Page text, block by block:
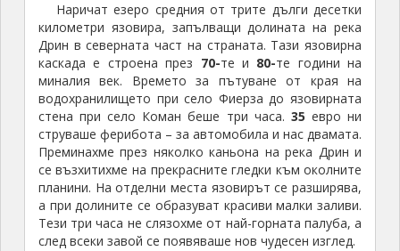
Наричат езеро средния от трите дълги десетки
километри язовира, запълващи долината на река
Дрин в северната част на страната. Тази язовирна
каскада е строена през 70-те и 80-те години на
миналия век. Времето за пътуване от края на
водохранилището при село Фиерза до язовирната
стена при село Коман беше три часа. 35 евро ни
струваше ферибота – за автомобила и нас двамата.
Преминахме през няколко каньона на река Дрин и
се възхитихме на прекрасните гледки към околните
планини. На отделни места язовирът се разширява,
а при долините се образуват красиви малки заливи.
Тези три часа не слязохме от най-горната палуба, а
след всеки завой се появяваше нов чудесен изглед.